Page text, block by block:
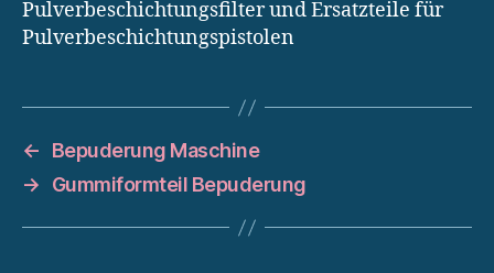
Pulverbeschichtungsfilter und Ersatzteile für
Pulverbeschichtungspistolen
←
Bepuderung Maschine
→
Gummiformteil Bepuderung